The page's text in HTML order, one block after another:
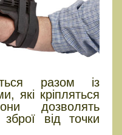
разом із
які кріпляться
дозволять
від точки